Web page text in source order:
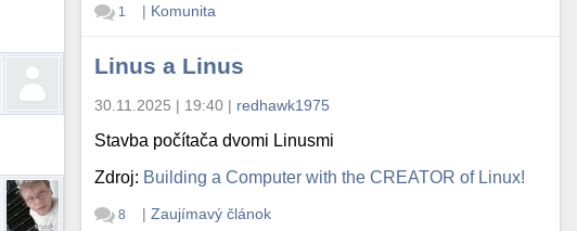
1 | Komunita
Linus a Linus
30.11.2025 | 19:40 | redhawk1975
Stavba počítača dvomi Linusmi
Zdroj: Building a Computer with the CREATOR of Linux!
8 | Zaujímavý článok